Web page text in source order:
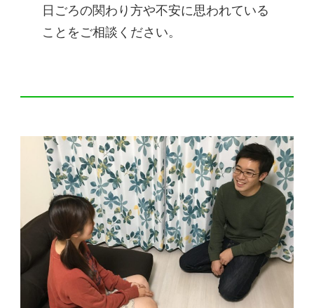
日ごろの関わり方や不安に思われている
ことをご相談ください。